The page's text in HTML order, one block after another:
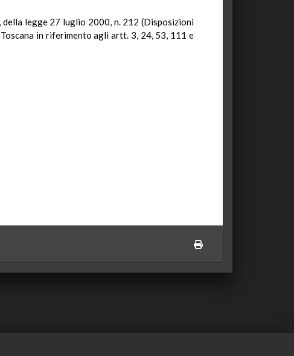
legge 27 luglio 2000, n. 212 (Disposizioni
in riferimento agli artt. 3, 24, 53, 111 e